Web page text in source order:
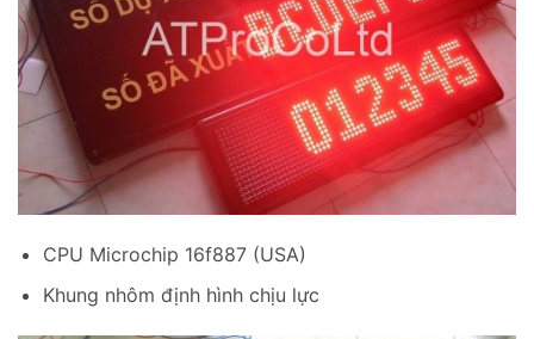
CPU Microchip 16f887 (USA)
Khung nhôm định hình chịu lực